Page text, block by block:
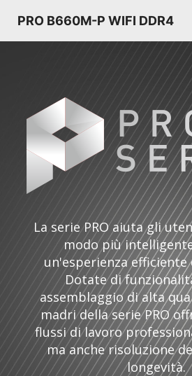
PRO B660M-P WIFI DDR4
La serie PRO aiuta gli
modo più
un'esperienza
Dotate di
assemblaggio di alta
madri della serie PRO
flussi di lavoro
ma anche risoluzione
longevità.